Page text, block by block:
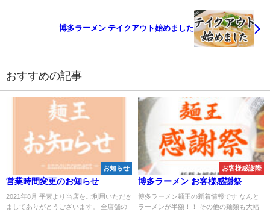
博多ラーメン テイクアウト始めました
おすすめの記事
お知らせ
営業時間変更のお知らせ
2021年8月 平素より当店をご利用いただき
ましてありがとうございます。 全店舗の
お客様感謝際
博多ラーメン お客様感謝祭
博多ラーメン麺王の新着情報です なんと
ラーメンが半額！！ その他の麺類も大幅